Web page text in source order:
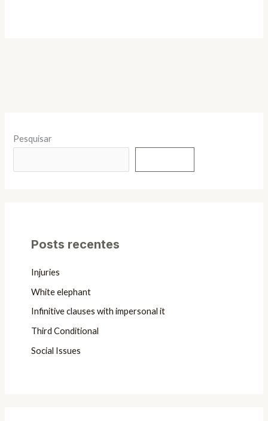
Pesquisar
Posts recentes
Injuries
White elephant
Infinitive clauses with impersonal it
Third Conditional
Social Issues